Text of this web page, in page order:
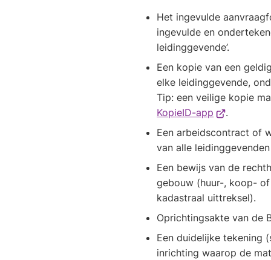
Het ingevulde
ingevulde en
leidinggevende’.
Een kopie van een
elke leidinggevende,
Tip: een veilige kopie
KopieID-app (Verwijst
naar
externe
website)
.
Een arbeidscontract of
van alle
Een bewijs van de
gebouw (huur-, koop-
kadastraal uittreksel).
Oprichtingsakte van de
Een duidelijke tekening
inrichting waarop de